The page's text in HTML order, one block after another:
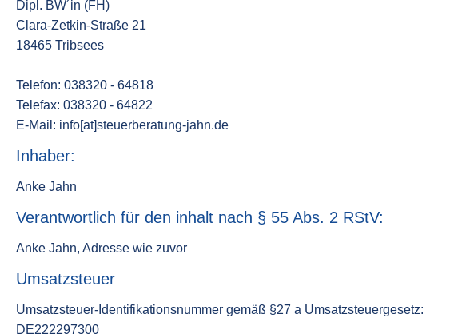
Dipl. BW´in (FH)
Clara-Zetkin-Straße 21
18465 Tribsees
Telefon: 038320 - 64818
Telefax: 038320 - 64822
E-Mail: info[at]steuerberatung-jahn.de
Inhaber:
Anke Jahn
Verantwortlich für den inhalt nach § 55 Abs. 2 RStV:
Anke Jahn, Adresse wie zuvor
Umsatzsteuer
Umsatzsteuer-Identifikationsnummer gemäß §27 a Umsatzsteuergesetz:
DE222297300